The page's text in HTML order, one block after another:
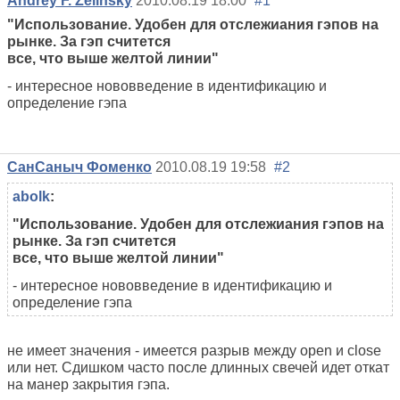
"Использование. Удобен для отслежиания гэпов на
рынке. За гэп считется
все, что выше желтой линии"
- интересное нововведение в идентификацию и
определение гэпа
СанСаныч Фоменко 2010.08.19 19:58 #2
abolk:
"Использование. Удобен для отслежиания гэпов на
рынке. За гэп считется
все, что выше желтой линии"
- интересное нововведение в идентификацию и
определение гэпа
не имеет значения - имеется разрыв между open и close
или нет. Сдишком часто после длинных свечей идет откат
на манер закрытия гэпа.